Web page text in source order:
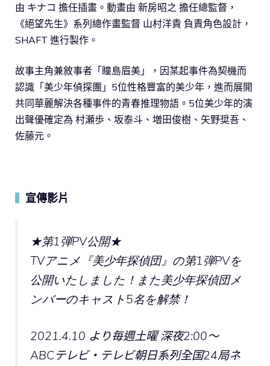
由 キナコ 擔任插畫。動畫由 新房昭之 擔任總監督，
《絕望先生》系列總作畫監督 山村洋貴 負責角色設計，
SHAFT 進行製作。
故事主角兼敘事者「瞳島眉美」，因某起事件為契機而
認識「美少年偵探團」5位性格豐富的美少年，進而展開
共同華麗解決各種事件的青春推理物語。5位美少年的演
出聲優確定為 村瀬歩、坂泰斗、増田俊樹、矢野奨吾、
佐藤元。
宣傳影片
★第1弾PV公開★
TVアニメ『美少年探偵団』の第1弾PVを
公開いたしました！また美少年探偵団メ
ンバーのキャスト5名を解禁！
2021.4.10 より毎週土曜 深夜2:00～
ABCテレビ・テレビ朝日系列全国24局ネ